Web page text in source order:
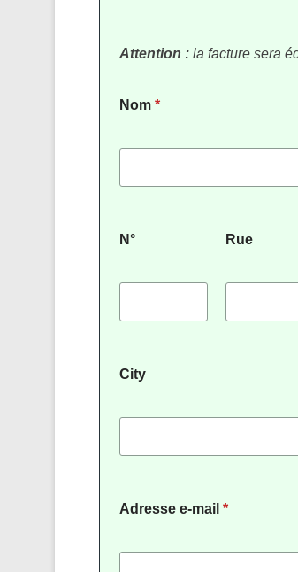
Attention : la facture sera
Nom *
N° Rue
City
Adresse e-mail *